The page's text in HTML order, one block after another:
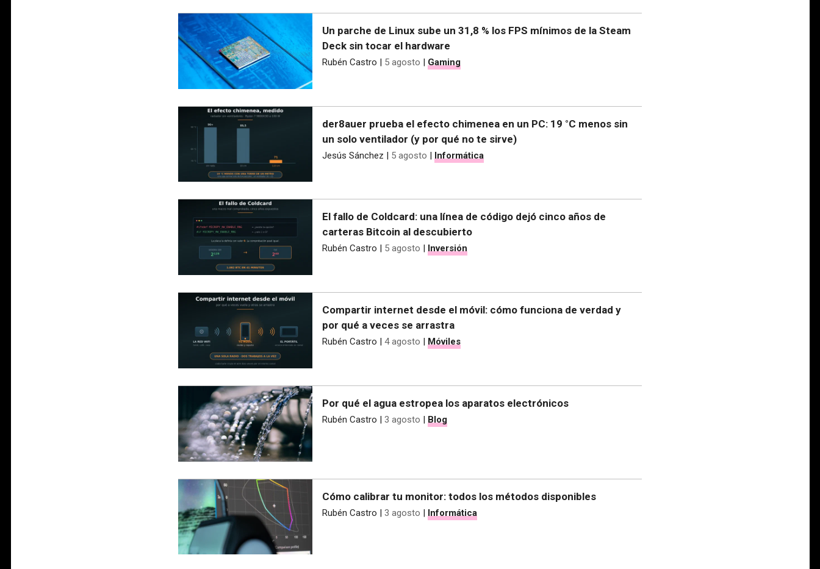
Un parche de Linux sube un 31,8 % los FPS mínimos de la Steam
Deck sin tocar el hardware
Rubén Castro | 5 agosto | Gaming
der8auer prueba el efecto chimenea en un PC: 19 °C menos sin
un solo ventilador (y por qué no te sirve)
Jesús Sánchez | 5 agosto | Informática
El fallo de Coldcard: una línea de código dejó cinco años de
carteras Bitcoin al descubierto
Rubén Castro | 5 agosto | Inversión
Compartir internet desde el móvil: cómo funciona de verdad y
por qué a veces se arrastra
Rubén Castro | 4 agosto | Móviles
Por qué el agua estropea los aparatos electrónicos
Rubén Castro | 3 agosto | Blog
Cómo calibrar tu monitor: todos los métodos disponibles
Rubén Castro | 3 agosto | Informática